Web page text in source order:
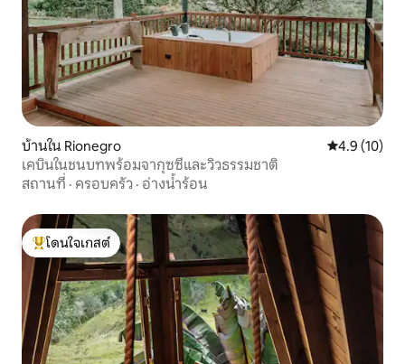
บ้านใน Rionegro คะแนนเฉลี่ย
4.9 (10)
เคบินในชนบทพร้อมจากุซซี่และวิวธรรมชาติ
สถานที่ · ครอบครัว · อ่างน้ำร้อน
โดนใจเกสต์ที่สุด
โดนใจเกสต์